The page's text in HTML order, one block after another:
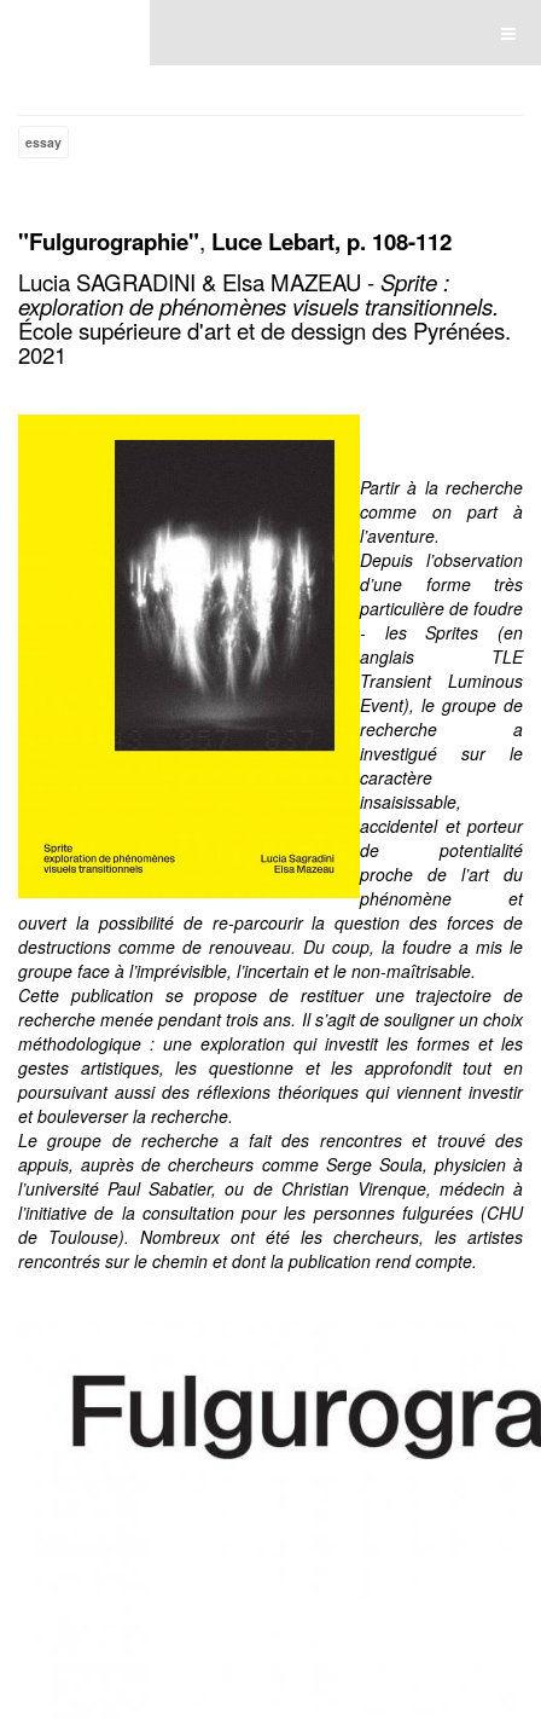
essay
"Fulgurographie", Luce Lebart, p. 108-112
Lucia SAGRADINI & Elsa MAZEAU -Sprite :
exploration de phénomènes visuels transitionnels.
École supérieure d'art et de dessign des Pyrénées.
2021
Partir à la recherche
comme on part à
l’aventure.
Depuis l’observation
d’une forme très
particulière de foudre
- les Sprites (en
anglais TLE
Transient Luminous
Event), le groupe de
recherche a
investigué sur le
caractère
insaisissable,
accidentel et porteur
de potentialité
proche de l’art du
phénomène et
ouvert la possibilité de re-parcourir la question des forces de
destructions comme de renouveau. Du coup, la foudre a mis le
groupe face à l’imprévisible, l’incertain et le non-maîtrisable.
Cette publication se propose de restituer une trajectoire de
recherche menée pendant trois ans. Il s’agit de souligner un choix
méthodologique : une exploration qui investit les formes et les
gestes artistiques, les questionne et les approfondit tout en
poursuivant aussi des réflexions théoriques qui viennent investir
et bouleverser la recherche.
Le groupe de recherche a fait des rencontres et trouvé des
appuis, auprès de chercheurs comme Serge Soula, physicien à
l’université Paul Sabatier, ou de Christian Virenque, médecin à
l’initiative de la consultation pour les personnes fulgurées (CHU
de Toulouse). Nombreux ont été les chercheurs, les artistes
rencontrés sur le chemin et dont la publication rend compte.